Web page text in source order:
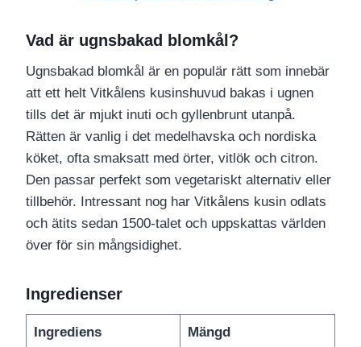
Vad är ugnsbakad blomkål?
Ugnsbakad blomkål är en populär rätt som innebär
att ett helt Vitkålens kusinshuvud bakas i ugnen
tills det är mjukt inuti och gyllenbrunt utanpå.
Rätten är vanlig i det medelhavska och nordiska
köket, ofta smaksatt med örter, vitlök och citron.
Den passar perfekt som vegetariskt alternativ eller
tillbehör. Intressant nog har Vitkålens kusin odlats
och ätits sedan 1500-talet och uppskattas världen
över för sin mångsidighet.
Ingredienser
Ingrediens Mängd